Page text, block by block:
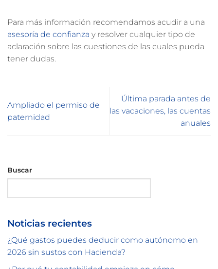
Para más información recomendamos acudir a una
asesoría de confianza y resolver cualquier tipo de
aclaración sobre las cuestiones de las cuales pueda
tener dudas.
Ampliado el permiso de
paternidad
Última parada antes de
las vacaciones, las cuentas
anuales
Buscar
Noticias recientes
¿Qué gastos puedes deducir como autónomo en
2026 sin sustos con Hacienda?